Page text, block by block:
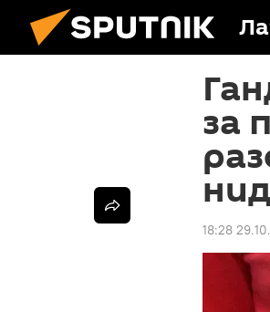
за
18:28